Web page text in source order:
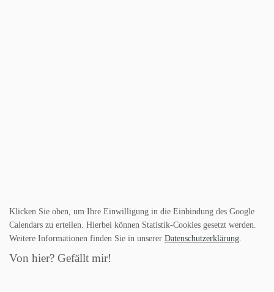
Klicken Sie oben, um Ihre Einwilligung in die Einbindung des Google
Calendars zu erteilen. Hierbei können Statistik-Cookies gesetzt werden.
Weitere Informationen finden Sie in unserer Datenschutzerklärung.
Von hier? Gefällt mir!